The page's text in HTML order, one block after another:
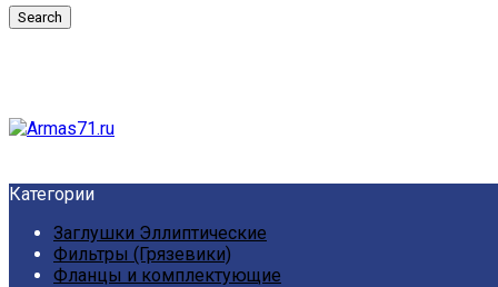
Search
Категории
Заглушки Эллиптические
Фильтры (Грязевики)
Фланцы и комплектующие